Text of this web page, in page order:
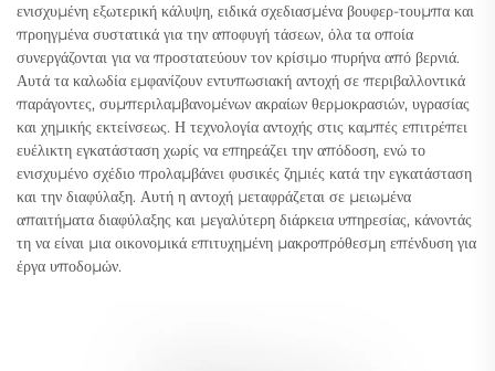
ενισχυμένη εξωτερική κάλυψη, ειδικά σχεδιασμένα βουφερ-τουμπα και
προηγμένα συστατικά για την αποφυγή τάσεων, όλα τα οποία
συνεργάζονται για να προστατεύουν τον κρίσιμο πυρήνα από βερνιά.
Αυτά τα καλωδία εμφανίζουν εντυπωσιακή αντοχή σε περιβαλλοντικά
παράγοντες, συμπεριλαμβανομένων ακραίων θερμοκρασιών, υγρασίας
και χημικής εκτείνσεως. Η τεχνολογία αντοχής στις καμπές επιτρέπει
ευέλικτη εγκατάσταση χωρίς να επηρεάζει την απόδοση, ενώ το
ενισχυμένο σχέδιο προλαμβάνει φυσικές ζημιές κατά την εγκατάσταση
και την διαφύλαξη. Αυτή η αντοχή μεταφράζεται σε μειωμένα
απαιτήματα διαφύλαξης και μεγαλύτερη διάρκεια υπηρεσίας, κάνοντάς
τη να είναι μια οικονομικά επιτυχημένη μακροπρόθεσμη επένδυση για
έργα υποδομών.